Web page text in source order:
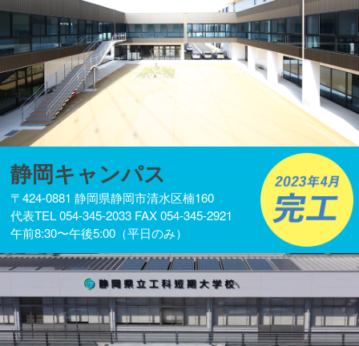
静岡キャンパス
〒424-0881 静岡県静岡市清水区楠160
代表TEL 054-345-2033 FAX 054-345-2921
午前8:30〜午後5:00（平日のみ）